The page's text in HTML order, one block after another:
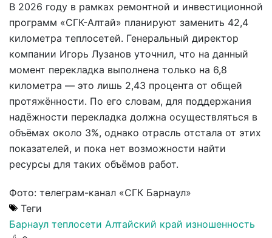
В 2026 году в рамках ремонтной и инвестиционной
программ «СГК-Алтай» планируют заменить 42,4
километра теплосетей. Генеральный директор
компании Игорь Лузанов уточнил, что на данный
момент перекладка выполнена только на 6,8
километра — это лишь 2,43 процента от общей
протяжённости. По его словам, для поддержания
надёжности перекладка должна осуществляться в
объёмах около 3%, однако отрасль отстала от этих
показателей, и пока нет возможности найти
ресурсы для таких объёмов работ.
Фото: телеграм-канал «СГК Барнаул»
Теги
Барнаул теплосети Алтайский край изношенность